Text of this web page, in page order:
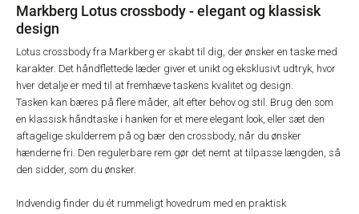
Markberg Lotus crossbody - elegant og klassisk
design
Lotus crossbody fra Markberg er skabt til dig, der ønsker en taske med
karakter. Det håndflettede læder giver et unikt og eksklusivt udtryk, hvor
hver detalje er med til at fremhæve taskens kvalitet og design.
Tasken kan bæres på flere måder, alt efter behov og stil. Brug den som
en klassisk håndtaske i hanken for et mere elegant look, eller sæt den
aftagelige skulderrem på og bær den crossbody, når du ønsker
hænderne fri. Den regulerbare rem gør det nemt at tilpasse længden, så
den sidder, som du ønsker.
Indvendig finder du ét rummeligt hovedrum med en praktisk